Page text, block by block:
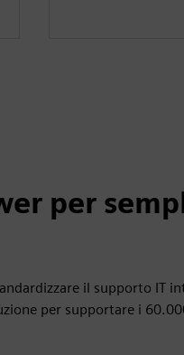
per
il supporto IT
per supportare i